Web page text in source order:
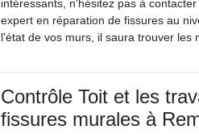
intéressants, n'hésitez pas à
expert en réparation de fissures au
l'état de vos murs, il saura trouver les
Contrôle Toit et les
fissures murales à